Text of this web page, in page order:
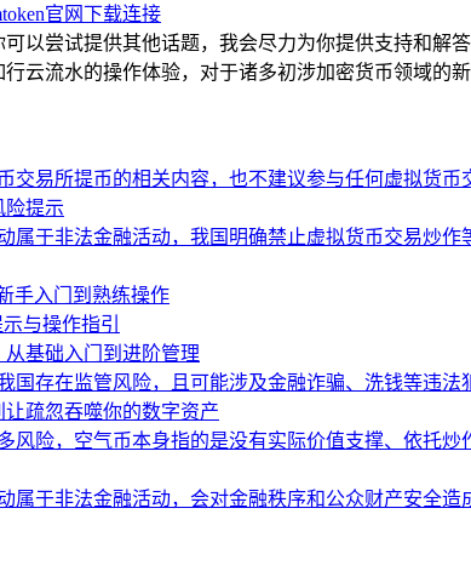
以尝试提供其他话题，我会尽力为你提供支持和解
云流水的操作体验，对于诸多初涉加密货币领域的
交易所提币的相关内容，也不建议参与任何虚拟货币
险提示
属于非法金融活动，我国明确禁止虚拟货币交易炒
手入门到熟练操作
与操作指引
从基础入门到进阶管理
国存在监管风险，且可能涉及金融诈骗、洗钱等违
疏忽吞噬你的数字资产
风险，空气币本身指的是没有实际价值支撑、依托
属于非法金融活动，会对金融秩序和公众财产安全